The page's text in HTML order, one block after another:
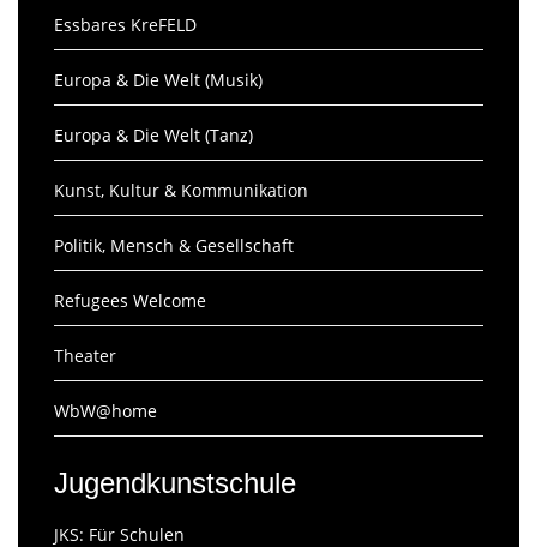
Essbares KreFELD
Europa & Die Welt (Musik)
Europa & Die Welt (Tanz)
Kunst, Kultur & Kommunikation
Politik, Mensch & Gesellschaft
Refugees Welcome
Theater
WbW@home
Jugendkunstschule
JKS: Für Schulen